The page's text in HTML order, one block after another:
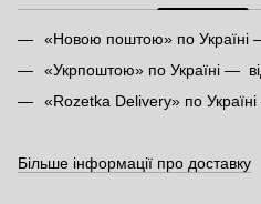
«Новою поштою» по Україні
«Укрпоштою» по Україні —
«Rozetka Delivery» по
Більше інформації про доставку